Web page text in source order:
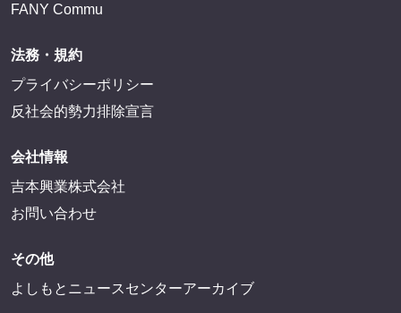
FANY Commu
法務・規約
プライバシーポリシー
反社会的勢力排除宣言
会社情報
吉本興業株式会社
お問い合わせ
その他
よしもとニュースセンターアーカイブ